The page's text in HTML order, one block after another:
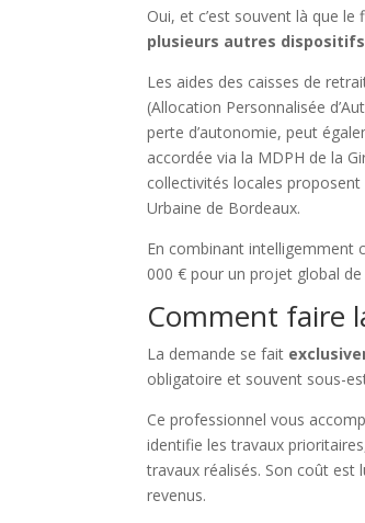
Oui, et c’est souvent là que
plusieurs autres dispositifs
Les aides des caisses de
(Allocation Personnalisée
perte d’autonomie, peut
accordée via la MDPH de la
collectivités locales
Urbaine de Bordeaux.
En combinant intelligemment
000 € pour un projet global
Comment faire
La demande se fait
obligatoire et souvent sous-
Ce professionnel vous
identifie les travaux
travaux réalisés. Son coût est
revenus.